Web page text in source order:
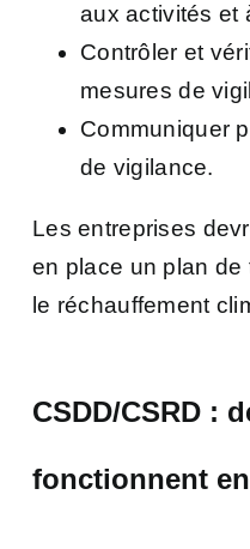
aux activités et
Contrôler et
mesures de
Communiquer
de vigilance.
Les entreprises
en place un plan de
le réchauffement
CSDD/CSRD :
fonctionnent